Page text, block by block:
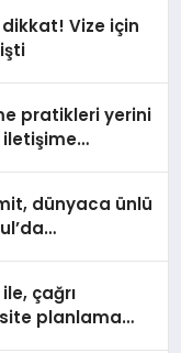
Vize için
pratikleri yerini
dünyaca ünlü
çağrı
planlama